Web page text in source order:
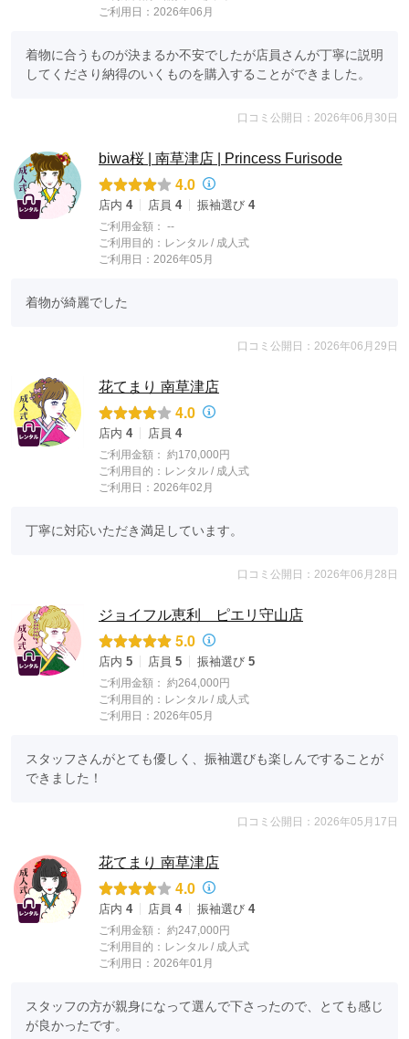
ご利用日：2026年06月
着物に合うものが決まるか不安でしたが店員さんが丁寧に説明
してくださり納得のいくものを購入することができました。
口コミ公開日：2026年06月30日
biwa桜 | 南草津店 | Princess Furisode
4.0
店内 4 店員 4 振袖選び 4
ご利用金額： --
ご利用目的： レンタル / 成人式
ご利用日：2026年05月
着物が綺麗でした
口コミ公開日：2026年06月29日
花てまり 南草津店
4.0
店内 4 店員 4
ご利用金額： 約170,000円
ご利用目的： レンタル / 成人式
ご利用日：2026年02月
丁寧に対応いただき満足しています。
口コミ公開日：2026年06月28日
ジョイフル恵利 ピエリ守山店
5.0
店内 5 店員 5 振袖選び 5
ご利用金額： 約264,000円
ご利用目的： レンタル / 成人式
ご利用日：2026年05月
スタッフさんがとても優しく、振袖選びも楽しんですることが
できました！
口コミ公開日：2026年05月17日
花てまり 南草津店
4.0
店内 4 店員 4 振袖選び 4
ご利用金額： 約247,000円
ご利用目的： レンタル / 成人式
ご利用日：2026年01月
スタッフの方が親身になって選んで下さったので、とても感じ
が良かったです。